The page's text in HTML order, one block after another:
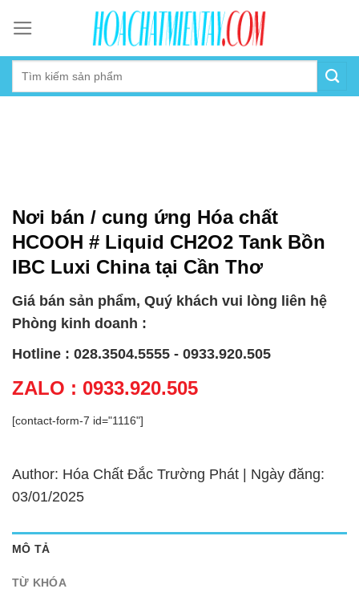
content
Nơi bán / cung ứng Hóa chất
HCOOH # Liquid CH2O2 Tank Bồn
IBC Luxi China tại Cần Thơ
Giá bán sản phẩm, Quý khách vui lòng liên hệ
Phòng kinh doanh :
Hotline : 028.3504.5555 - 0933.920.505
ZALO : 0933.920.505
[contact-form-7 id="1116"]
Author: Hóa Chất Đắc Trường Phát | Ngày đăng:
03/01/2025
MÔ TẢ
TỪ KHÓA